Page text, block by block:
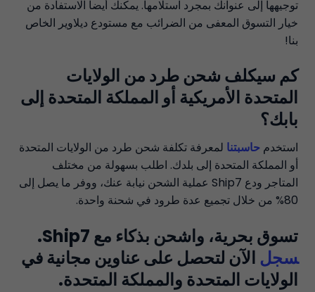
توجيهها إلى عنوانك بمجرد استلامها. يمكنك أيضا الاستفادة من
خيار التسوق المعفى من الضرائب مع مستودع ديلاوير الخاص
بنا!
كم سيكلف شحن طرد من الولايات
المتحدة الأمريكية أو المملكة المتحدة إلى
بابك؟
استخدم حاسبتنا لمعرفة تكلفة شحن طرد من الولايات المتحدة
أو المملكة المتحدة إلى بلدك. اطلب بسهولة من مختلف
المتاجر ودع Ship7 عملية الشحن نيابة عنك، ووفر ما يصل إلى
80% من خلال تجميع عدة طرود في شحنة واحدة.
تسوق بحرية، واشحن بذكاء مع Ship7.
‍سجل الآن لتحصل على عناوين مجانية في
الولايات المتحدة والمملكة المتحدة.